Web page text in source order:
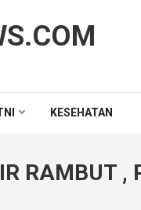
KESEHATAN
RAMBUT ,